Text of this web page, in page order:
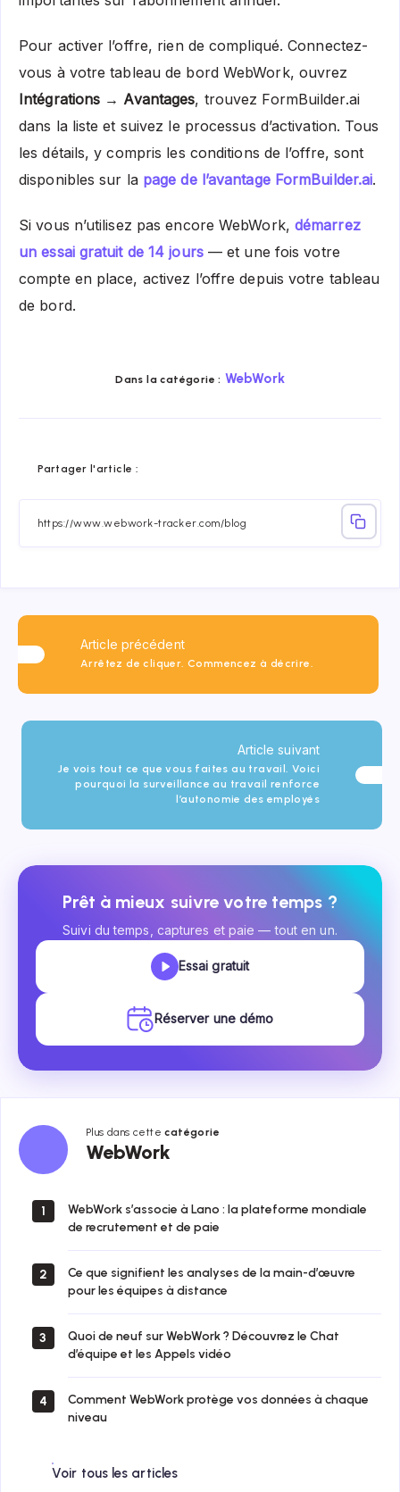
Pour activer l’offre, rien de compliqué. Connectez-
vous à votre tableau de bord WebWork, ouvrez
Intégrations → Avantages, trouvez FormBuilder.ai
dans la liste et suivez le processus d’activation. Tous
les détails, y compris les conditions de l’offre, sont
disponibles sur la page de l’avantage FormBuilder.ai.
Si vous n’utilisez pas encore WebWork, démarrez
un essai gratuit de 14 jours— et une fois votre
compte en place, activez l’offre depuis votre tableau
de bord.
Dans la catégorie : WebWork
Partager l'article :
Article précédent
Arrêtez de cliquer. Commencez à décrire.
Article suivant
Je vois tout ce que vous faites au travail. Voici
pourquoi la surveillance au travail renforce
l’autonomie des employés
Prêt à mieux suivre votre temps ?
Suivi du temps, captures et paie — tout en un.
Essai gratuit
Réserver une démo
Plus dans cettecatégorie
WebWork
WebWork
1
WebWork s’associe à Lano : la plateforme mondiale
de recrutement et de paie
2
Ce que signifient les analyses de la main-d’œuvre
pour les équipes à distance
3
Quoi de neuf sur WebWork ? Découvrez le Chat
d’équipe et les Appels vidéo
4
Comment WebWork protège vos données à chaque
niveau
Voir tous les articles